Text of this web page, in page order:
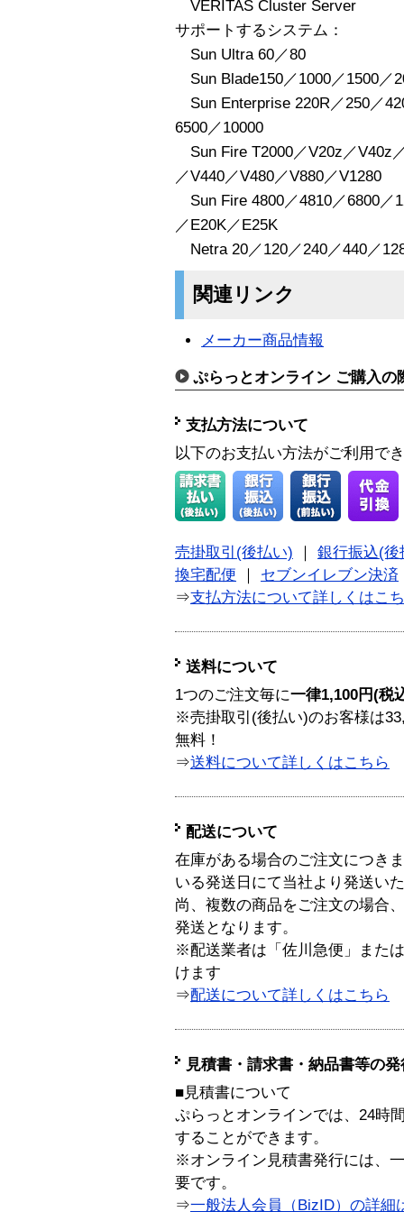
VERITAS Cluster Server
サポートするシステム：
Sun Ultra 60／80
Sun Blade150／1000／1500／
Sun Enterprise 220R／250／
6500／10000
Sun Fire T2000／V20z／V40z
／V440／V480／V880／V1280
Sun Fire 4800／4810／6800／
／E20K／E25K
Netra 20／120／240／440／
関連リンク
メーカー商品情報
ぷらっとオンライン ご購入の
支払方法について
以下のお支払い方法がご利用で
売掛取引(後払い)
銀行振込(後
換宅配便
セブンイレブン決済
⇒支払方法について詳しくはこ
送料について
1つのご注文毎に一律1,100円(税
※売掛取引(後払い)のお客様は
無料！
⇒送料について詳しくはこちら
配送について
在庫がある場合のご注文につき
いる発送日にて当社より発送い
尚、複数の商品をご注文の場合
発送となります。
※配送業者は「佐川急便」また
けます
⇒配送について詳しくはこちら
見積書・請求書・納品書等の
■見積書について
ぷらっとオンラインでは、24時
することができます。
※オンライン見積書発行には、
要です。
⇒一般法人会員（BizID）の詳細